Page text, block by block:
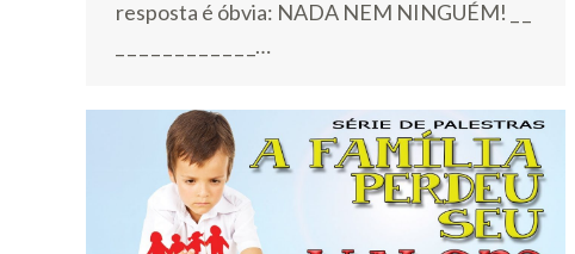
resposta é óbvia: NADA NEM NINGUÉM! _ _
_ _ _ _ _ _ _ _ _ _ _ _…